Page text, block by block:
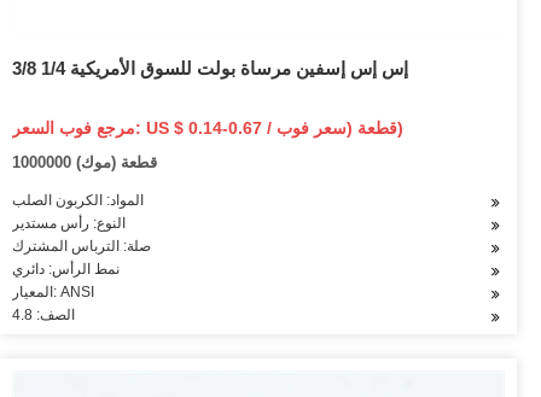
إس إس إسفين مرساة بولت للسوق الأمريكية 1/4 3/8
مرجع فوب السعر: US $ 0.14-0.67 / قطعة (سعر فوب)
1000000 قطعة (موك)
المواد: الكربون الصلب
النوع: رأس مستدير
صلة: الترباس المشترك
نمط الرأس: دائري
المعيار: ANSI
الصف: 4.8